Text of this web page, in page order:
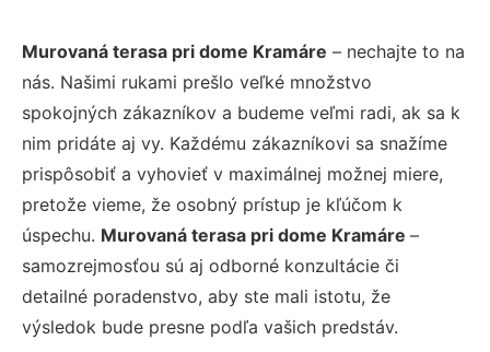
Murovaná terasa pri dome Kramáre – nechajte to na
nás. Našimi rukami prešlo veľké množstvo
spokojných zákazníkov a budeme veľmi radi, ak sa k
nim pridáte aj vy. Každému zákazníkovi sa snažíme
prispôsobiť a vyhovieť v maximálnej možnej miere,
pretože vieme, že osobný prístup je kľúčom k
úspechu. Murovaná terasa pri dome Kramáre –
samozrejmosťou sú aj odborné konzultácie či
detailné poradenstvo, aby ste mali istotu, že
výsledok bude presne podľa vašich predstáv.